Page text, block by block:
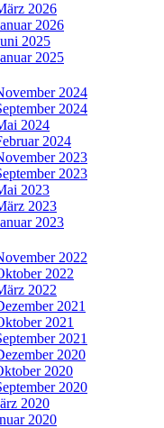
2026
2026
2025
2025
2024
2024
2024
2024
2023
2023
2023
2023
2023
2022
2022
2022
2021
2021
2021
2020
2020
2020
2020
2020